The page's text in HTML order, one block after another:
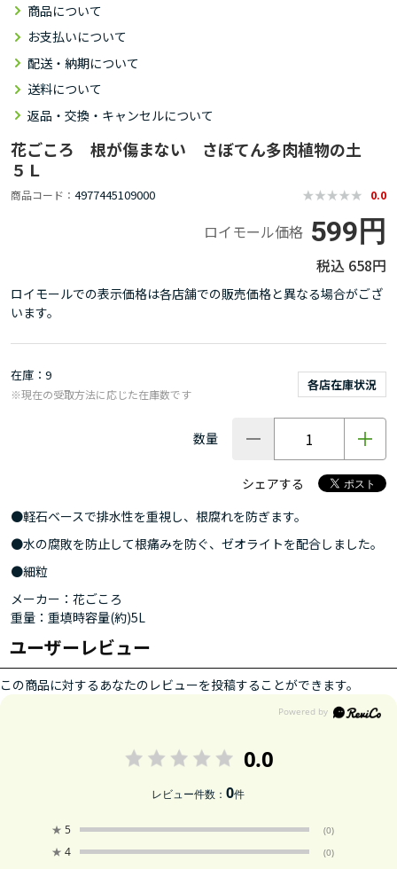
商品について
お支払いについて
配送・納期について
送料について
返品・交換・キャンセルについて
花ごころ 根が傷まない さぼてん多肉植物の土
５Ｌ
商品コード 4977445109000 0.0
ロイモール価格 599円
658円
ロイモールでの表示価格は各店舗での販売価格と異なる場合がござ
います。
在庫 9
各店在庫状況
※現在の受取方法に応じた在庫数です
数量
シェアする
●軽石ベースで排水性を重視し、根腐れを防ぎます。
●水の腐敗を防止して根痛みを防ぐ、ゼオライトを配合しました。
●細粒
メーカー：花ごころ
重量：重填時容量(約)5L
ユーザーレビュー
この商品に対するあなたのレビューを投稿することができます。
0.0
レビュー件数：0件
★ 5 (0)
★ 4 (0)